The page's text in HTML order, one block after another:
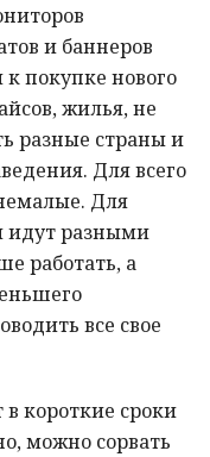
и баннеров
покупке нового
жилья, не
разные страны и
Для всего
Для
идут разными
работать, а
все свое
короткие сроки
можно сорвать